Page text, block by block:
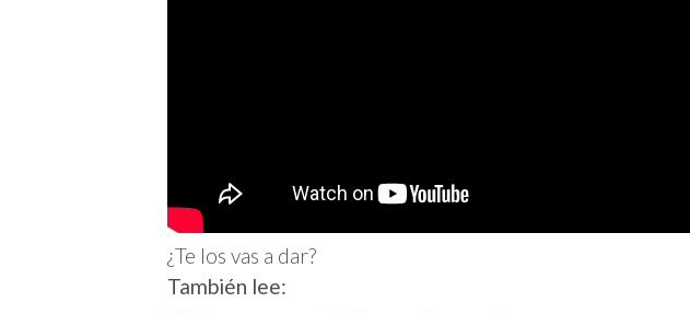
¿Te los vas a dar?
También lee: